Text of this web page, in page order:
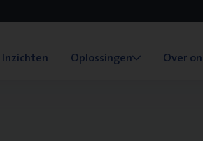
Inzichten Oplossingen Over